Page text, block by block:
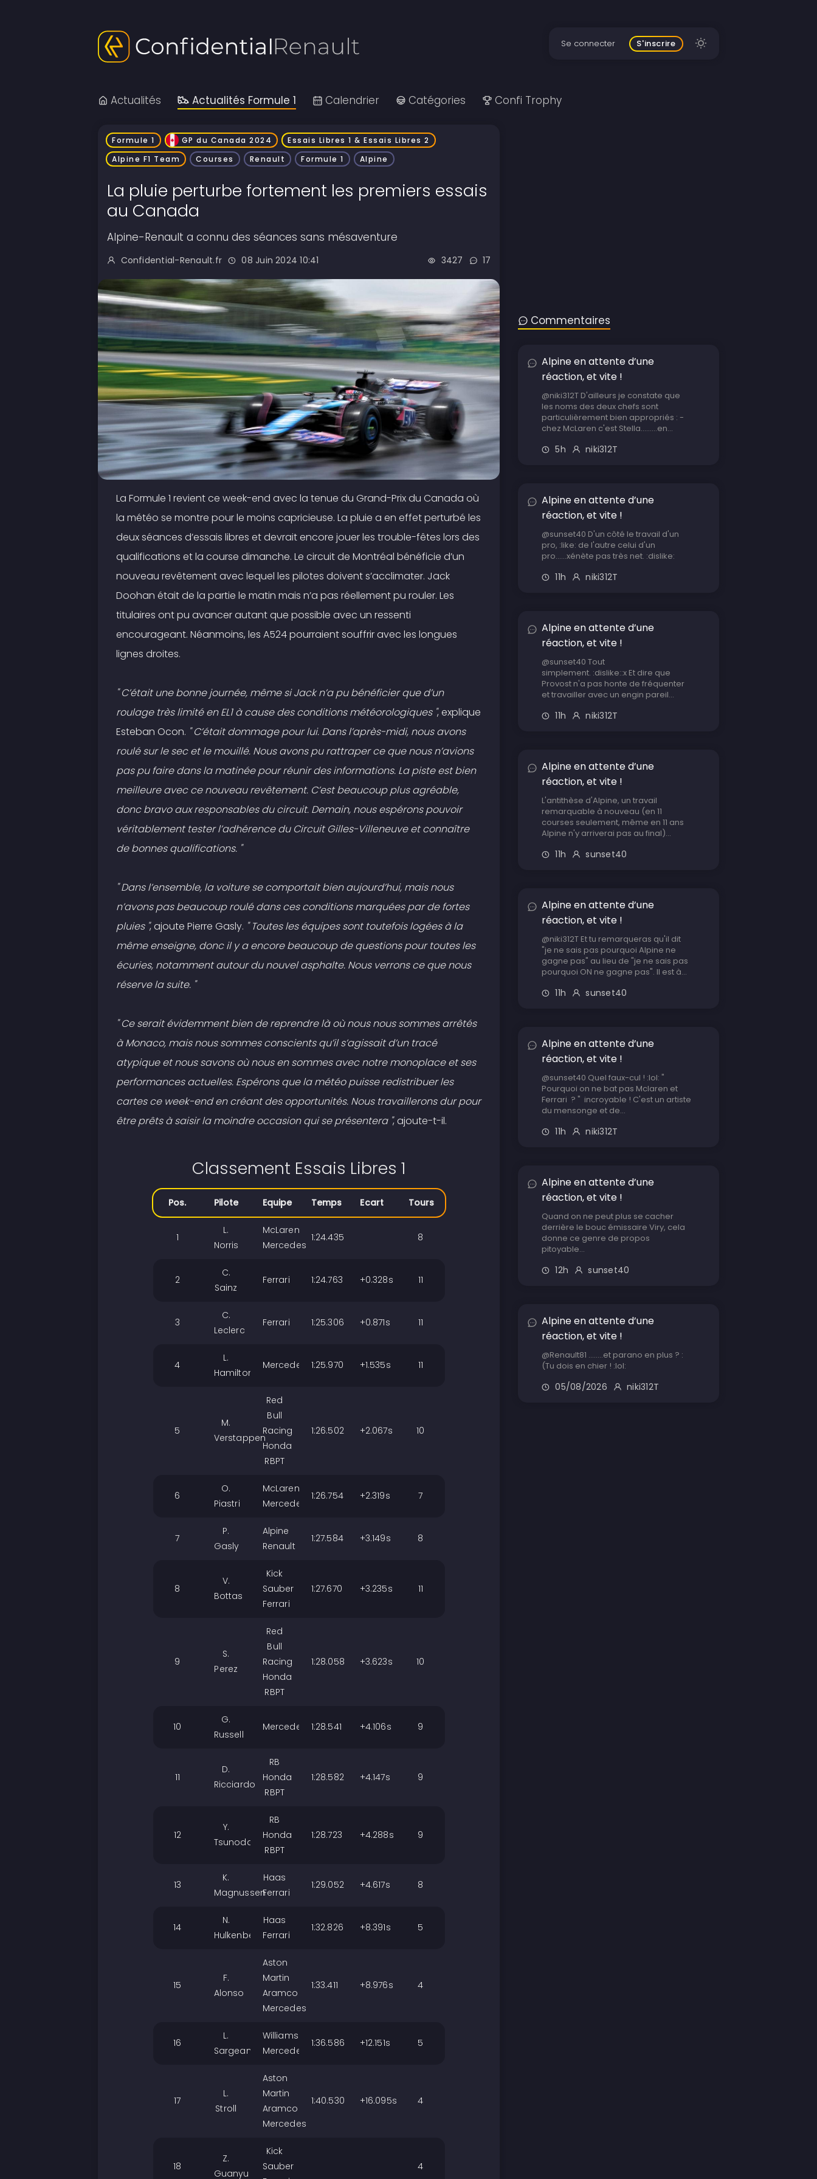
Se connecter S'inscrire
Actualités Actualités Formule 1 Calendrier Catégories Confi Trophy
Formule 1 GP du Canada 2024
Essais Libres 1 & Essais Libres 2
Alpine F1 Team
Courses Renault Formule 1 Alpine
La pluie perturbe fortement les premiers essais
au Canada
Alpine-Renault a connu des séances sans mésaventure
Confidential-Renault.fr 08 Juin 2024 10:41 3427 17
La Formule 1 revient ce week-end avec la tenue du Grand-Prix du Canada où
la météo se montre pour le moins capricieuse. La pluie a en effet perturbé les
deux séances d’essais libres et devrait encore jouer les trouble-fêtes lors des
qualifications et la course dimanche. Le circuit de Montréal bénéficie d’un
nouveau revêtement avec lequel les pilotes doivent s’acclimater. Jack
Doohan était de la partie le matin mais n’a pas réellement pu rouler. Les
titulaires ont pu avancer autant que possible avec un ressenti
encourageant. Néanmoins, les A524 pourraient souffrir avec les longues
lignes droites.
" C’était une bonne journée, même si Jack n’a pu bénéficier que d’un
roulage très limité en EL1 à cause des conditions météorologiques ", explique
Esteban Ocon. " C’était dommage pour lui. Dans l’après-midi, nous avons
roulé sur le sec et le mouillé. Nous avons pu rattraper ce que nous n’avions
pas pu faire dans la matinée pour réunir des informations. La piste est bien
meilleure avec ce nouveau revêtement. C’est beaucoup plus agréable,
donc bravo aux responsables du circuit. Demain, nous espérons pouvoir
véritablement tester l’adhérence du Circuit Gilles-Villeneuve et connaître
de bonnes qualifications. "
" Dans l’ensemble, la voiture se comportait bien aujourd’hui, mais nous
n’avons pas beaucoup roulé dans ces conditions marquées par de fortes
pluies ", ajoute Pierre Gasly. " Toutes les équipes sont toutefois logées à la
même enseigne, donc il y a encore beaucoup de questions pour toutes les
écuries, notamment autour du nouvel asphalte. Nous verrons ce que nous
réserve la suite. "
" Ce serait évidemment bien de reprendre là où nous nous sommes arrêtés
à Monaco, mais nous sommes conscients qu’il s’agissait d’un tracé
atypique et nous savons où nous en sommes avec notre monoplace et ses
performances actuelles. Espérons que la météo puisse redistribuer les
cartes ce week-end en créant des opportunités. Nous travaillerons dur pour
être prêts à saisir la moindre occasion qui se présentera ", ajoute-t-il.
Classement Essais Libres 1
Pos. Pilote Equipe Temps Ecart Tours
1
L.
Norris
McLaren
Mercedes
1:24.435 8
2
C.
Sainz
Ferrari 1:24.763 +0.328s 11
3
C.
Leclerc
Ferrari 1:25.306 +0.871s 11
4
L.
Hamilton
Mercedes 1:25.970 +1.535s 11
5
M.
Verstappen
Red
Bull
Racing
Honda
RBPT
1:26.502 +2.067s 10
6
O.
Piastri
McLaren
Mercedes
1:26.754 +2.319s 7
7
P.
Gasly
Alpine
Renault
1:27.584 +3.149s 8
8
V.
Bottas
Kick
Sauber
Ferrari
1:27.670 +3.235s 11
9
S.
Perez
Red
Bull
Racing
Honda
RBPT
1:28.058 +3.623s 10
10
G.
Russell
Mercedes 1:28.541 +4.106s 9
11
D.
Ricciardo
RB
Honda
RBPT
1:28.582 +4.147s 9
12
Y.
Tsunoda
RB
Honda
RBPT
1:28.723 +4.288s 9
13
K.
Magnussen
Haas
Ferrari
1:29.052 +4.617s 8
14
N.
Hulkenberg
Haas
Ferrari
1:32.826 +8.391s 5
15
F.
Alonso
Aston
Martin
Aramco
Mercedes
1:33.411 +8.976s 4
16
L.
Sargeant
Williams
Mercedes
1:36.586 +12.151s 5
17
L.
Stroll
Aston
Martin
Aramco
Mercedes
1:40.530 +16.095s 4
18
Z.
Guanyu
Kick
Sauber
4
Commentaires
Alpine en attente d’une
réaction, et vite !
@niki312T D'ailleurs je constate que
les noms des deux chefs sont
particulièrement bien appropriés : -
chez McLaren c'est Stella.........en...
5h niki312T
Alpine en attente d’une
réaction, et vite !
@sunset40 D'un côté le travail d'un
pro, :like: de l'autre celui d'un
pro......xénète pas très net. :dislike:
11h niki312T
Alpine en attente d’une
réaction, et vite !
@sunset40 Tout
simplement. :dislike::x Et dire que
Provost n'a pas honte de fréquenter
et travailler avec un engin pareil...
11h niki312T
Alpine en attente d’une
réaction, et vite !
L'antithèse d'Alpine, un travail
remarquable à nouveau (en 11
courses seulement, même en 11 ans
Alpine n'y arriverai pas au final)...
11h sunset40
Alpine en attente d’une
réaction, et vite !
@niki312T Et tu remarqueras qu'il dit
"je ne sais pas pourquoi Alpine ne
gagne pas" au lieu de "je ne sais pas
pourquoi ON ne gagne pas". Il est à...
11h sunset40
Alpine en attente d’une
réaction, et vite !
@sunset40 Quel faux-cul ! :lol: "
Pourquoi on ne bat pas Mclaren et
Ferrari ? " incroyable ! C'est un artiste
du mensonge et de...
11h niki312T
Alpine en attente d’une
réaction, et vite !
Quand on ne peut plus se cacher
derrière le bouc émissaire Viry, cela
donne ce genre de propos
pitoyable...
12h sunset40
Alpine en attente d’une
réaction, et vite !
@Renault81 ........et parano en plus ? :
(Tu dois en chier ! :lol:
05/08/2026 niki312T